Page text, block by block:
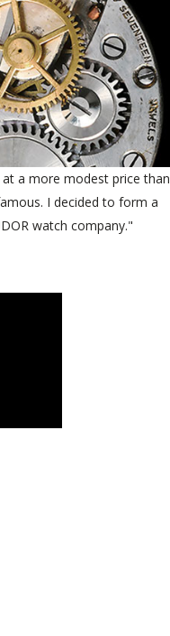
a more modest price than
I decided to form a
watch company."